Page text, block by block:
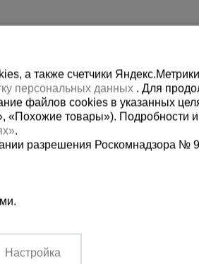
14:00 Вс. выходной
а также счетчики
персональных данных . Для
файлов cookies в указанных
«Похожие товары»). Подробности
.
разрешения Роскомнадзора №
Настройка